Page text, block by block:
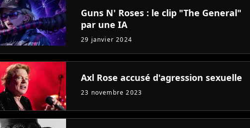
Guns N' Roses : le clip "The General"
par une IA
29 janvier 2024
Axl Rose accusé d'agression sexuelle
23 novembre 2023